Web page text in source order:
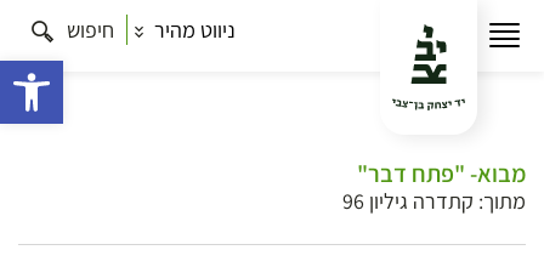
ניווט מהיר חיפוש
מבוא- "פתח דבר"
מתוך: קתדרה גיליון 96